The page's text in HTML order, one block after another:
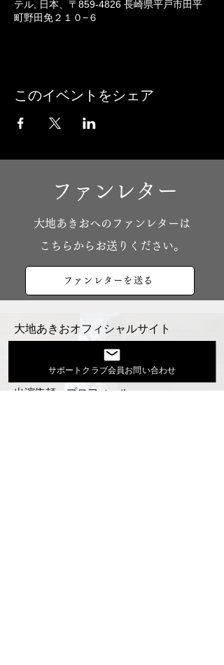
テル, 日本、〒859-4826 長崎県平戸市田平
町野田免２１０−６
このイベントをシェア
ファンレター
​大地あきおへのファンレターは
こちらからお送りください。
ファンレターを送る
大地あきおオフィシャルサイト
活動スケジュール
出演依頼・プロフィール
サポートクラブ会員お問い合わせ